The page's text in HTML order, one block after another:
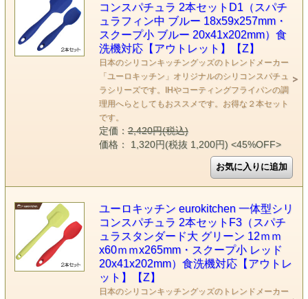
コンスパチュラ 2本セットD1（スパチ
ュラフィン中 ブルー 18x59x257mm・
スクープ小 ブルー 20x41x202mm）食
洗機対応【アウトレット】【Z】
日本のシリコンキッチングッズのトレンドメーカー
「ユーロキッチン」オリジナルのシリコンスパチュ
ラシリーズです。IHやコーティングフライパンの調
理用へらとしてもおススメです。お得な２本セット
です。
定価：2,420円(税込)
価格： 1,320円(税抜 1,200円) <45%OFF>
ユーロキッチン eurokitchen 一体型シリ
コンスパチュラ 2本セットF3（スパチ
ュラスタンダード大 グリーン 12ｍｍ
x60ｍｍx265mm・スクープ小 レッド
20x41x202mm）食洗機対応【アウトレ
ット】【Z】
日本のシリコンキッチングッズのトレンドメーカー